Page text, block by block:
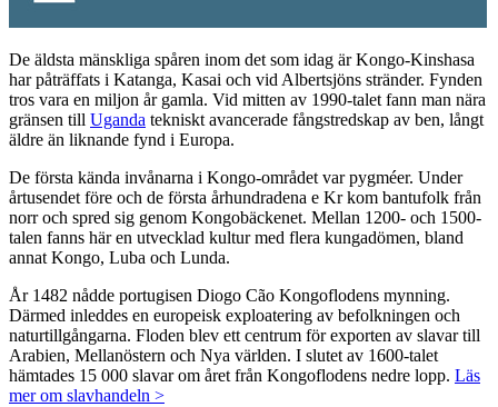
De äldsta mänskliga spåren inom det som idag är Kongo-Kinshasa
har påträffats i Katanga, Kasai och vid Albertsjöns stränder. Fynden
tros vara en miljon år gamla. Vid mitten av 1990-talet fann man nära
gränsen till Uganda tekniskt avancerade fångstredskap av ben, långt
äldre än liknande fynd i Europa.
De första kända invånarna i Kongo-området var pygméer. Under
årtusendet före och de första århundradena e Kr kom bantufolk från
norr och spred sig genom Kongobäckenet. Mellan 1200- och 1500-
talen fanns här en utvecklad kultur med flera kungadömen, bland
annat Kongo, Luba och Lunda.
År 1482 nådde portugisen Diogo Cão Kongoflodens mynning.
Därmed inleddes en europeisk exploatering av befolkningen och
naturtillgångarna. Floden blev ett centrum för exporten av slavar till
Arabien, Mellanöstern och Nya världen. I slutet av 1600-talet
hämtades 15 000 slavar om året från Kongoflodens nedre lopp. Läs
mer om slavhandeln >